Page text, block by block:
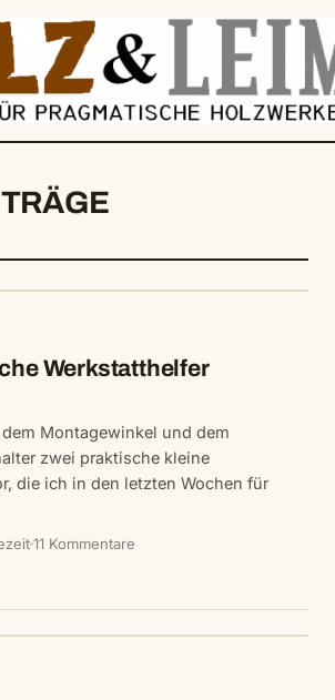
Werkstatthelfer
Montagewinkel und dem
zwei praktische kleine
die ich in den letzten Wochen für
11 Kommentare